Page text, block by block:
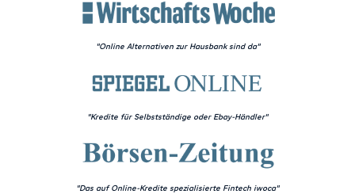
"Online Alternativen zur Hausbank sind da"
"Kredite für Selbstständige oder Ebay-Händler"
"Das auf Online-Kredite spezialisierte Fintech iwoca"